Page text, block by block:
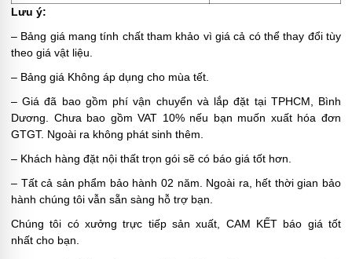
Lưu ý:
– Bảng giá mang tính chất tham khảo vì giá cả có thể thay đổi tùy
theo giá vật liệu.
– Bảng giá Không áp dụng cho mùa tết.
– Giá đã bao gồm phí vận chuyển và lắp đặt tại TPHCM, Bình
Dương. Chưa bao gồm VAT 10% nếu bạn muốn xuất hóa đơn
GTGT. Ngoài ra không phát sinh thêm.
– Khách hàng đặt nội thất trọn gói sẽ có báo giá tốt hơn.
– Tất cả sản phẩm bảo hành 02 năm. Ngoài ra, hết thời gian bảo
hành chúng tôi vẫn sẵn sàng hỗ trợ bạn.
Chúng tôi có xưởng trực tiếp sản xuất, CAM KẾT báo giá tốt
nhất cho bạn.